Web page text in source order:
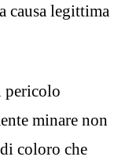
causa legittima
pericolo
minare non
coloro che